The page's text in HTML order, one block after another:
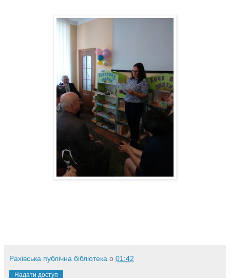
Рахівська публічна бібліотека о 01:42
Надати доступ